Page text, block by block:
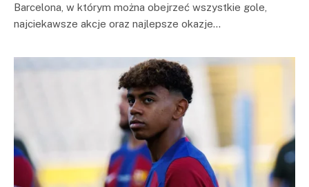
Barcelona, w którym można obejrzeć wszystkie gole,
najciekawsze akcje oraz najlepsze okazje…